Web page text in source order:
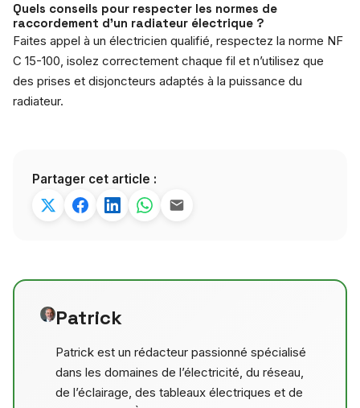
Quels conseils pour respecter les normes de
raccordement d’un radiateur électrique ?
Faites appel à un électricien qualifié, respectez la norme NF
C 15-100, isolez correctement chaque fil et n’utilisez que
des prises et disjoncteurs adaptés à la puissance du
radiateur.
Partager cet article :
Patrick
Patrick est un rédacteur passionné spécialisé
dans les domaines de l’électricité, du réseau,
de l’éclairage, des tableaux électriques et de